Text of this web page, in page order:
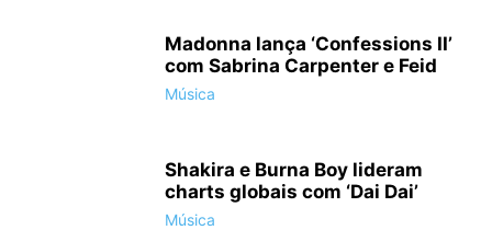
Madonna lança ‘Confessions II’
com Sabrina Carpenter e Feid
Música
Shakira e Burna Boy lideram
charts globais com ‘Dai Dai’
Música